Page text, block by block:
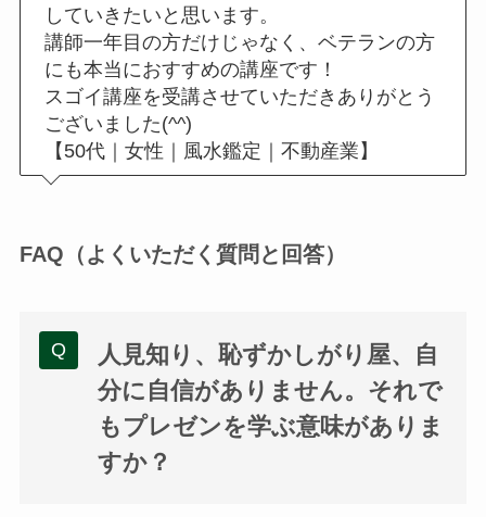
していきたいと思います。
講師一年目の方だけじゃなく、ベテランの方
にも本当におすすめの講座です！
スゴイ講座を受講させていただきありがとう
ございました(^^)
【50代｜女性｜風水鑑定｜不動産業】
FAQ（よくいただく質問と回答）
人見知り、恥ずかしがり屋、自
分に自信がありません。それで
もプレゼンを学ぶ意味がありま
すか？